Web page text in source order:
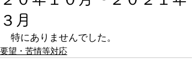
３月
特にありませんでした。
要望・苦情等対応